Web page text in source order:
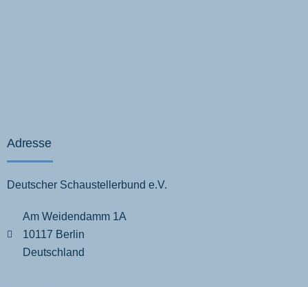
Adresse
Deutscher Schaustellerbund e.V.
Am Weidendamm 1A
10117 Berlin
Deutschland